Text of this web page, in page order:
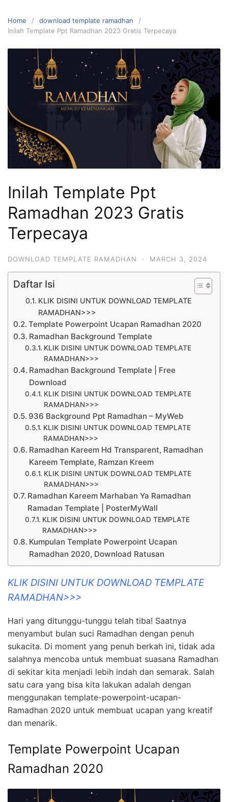
Home
download template ramadhan
Inilah Template Ppt Ramadhan 2023 Gratis Terpecaya
Inilah Template Ppt
Ramadhan 2023 Gratis
Terpecaya
DOWNLOAD TEMPLATE RAMADHAN · MARCH 3, 2024
Daftar Isi
KLIK DISINI UNTUK DOWNLOAD TEMPLATE
RAMADHAN>>>
Template Powerpoint Ucapan Ramadhan 2020
Ramadhan Background Template
KLIK DISINI UNTUK DOWNLOAD TEMPLATE
RAMADHAN>>>
Ramadhan Background Template | Free
Download
KLIK DISINI UNTUK DOWNLOAD TEMPLATE
RAMADHAN>>>
936 Background Ppt Ramadhan – MyWeb
KLIK DISINI UNTUK DOWNLOAD TEMPLATE
RAMADHAN>>>
Ramadhan Kareem Hd Transparent, Ramadhan
Kareem Template, Ramzan Kreem
KLIK DISINI UNTUK DOWNLOAD TEMPLATE
RAMADHAN>>>
Ramadhan Kareem Marhaban Ya Ramadhan
Ramadan Template | PosterMyWall
KLIK DISINI UNTUK DOWNLOAD TEMPLATE
RAMADHAN>>>
Kumpulan Template Powerpoint Ucapan
Ramadhan 2020, Download Ratusan
KLIK DISINI UNTUK DOWNLOAD TEMPLATE
RAMADHAN>>>
Hari yang ditunggu-tunggu telah tiba! Saatnya
menyambut bulan suci Ramadhan dengan penuh
sukacita. Di moment yang penuh berkah ini, tidak ada
salahnya mencoba untuk membuat suasana Ramadhan
di sekitar kita menjadi lebih indah dan semarak. Salah
satu cara yang bisa kita lakukan adalah dengan
menggunakan template-powerpoint-ucapan-
Ramadhan 2020 untuk membuat ucapan yang kreatif
dan menarik.
Template Powerpoint Ucapan
Ramadhan 2020